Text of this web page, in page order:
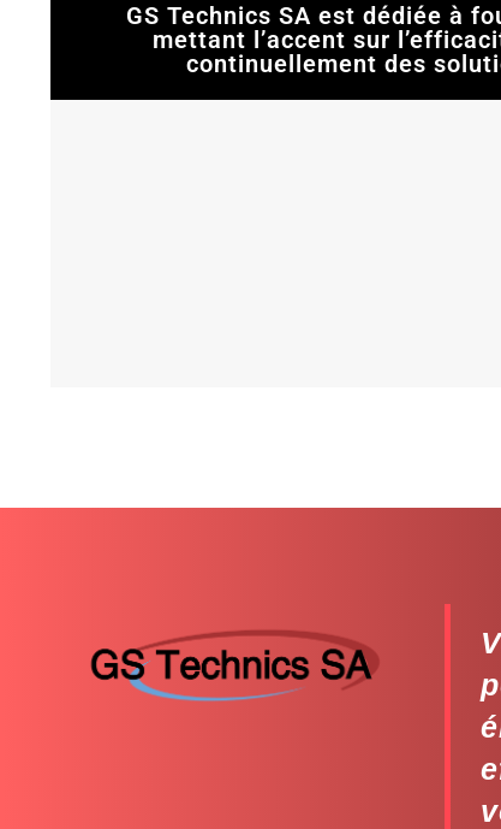
GS Technics SA est dédiée à
mettant l’accent sur
continuellement des